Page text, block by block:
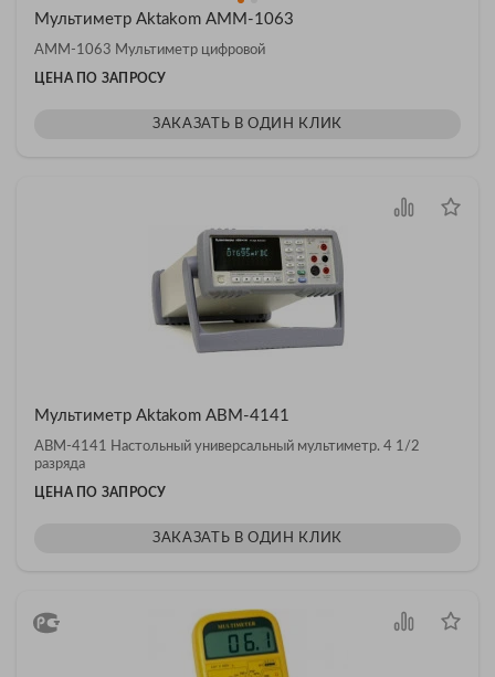
Мультиметр Aktakom АММ-1063
АММ-1063 Мультиметр цифровой
ЦЕНА ПО ЗАПРОСУ
ЗАКАЗАТЬ В ОДИН КЛИК
Мультиметр Aktakom АВМ-4141
АВМ-4141 Настольный универсальный мультиметр. 4 1/2
разряда
ЦЕНА ПО ЗАПРОСУ
ЗАКАЗАТЬ В ОДИН КЛИК